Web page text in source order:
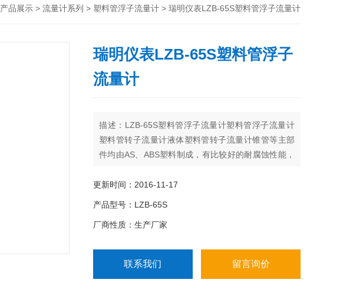
产品展示 > 流量计系列 > 塑料管浮子流量计 > 瑞明仪表LZB-65S塑料管浮子流量计
瑞明仪表LZB-65S塑料管浮子
流量计
描述：LZB-65S塑料管浮子流量计塑料管浮子流量计
塑料管转子流量计液体塑料管转子流量计锥管等主部
件均由AS、ABS塑料制成，有比较好的耐腐蚀性能，
碎等特点，塑料管转子流量计可广泛应用于化工、环
保、食品等工业部门。
更新时间：2016-11-17
产品型号：LZB-65S
厂商性质：生产厂家
联系我们 留言询价